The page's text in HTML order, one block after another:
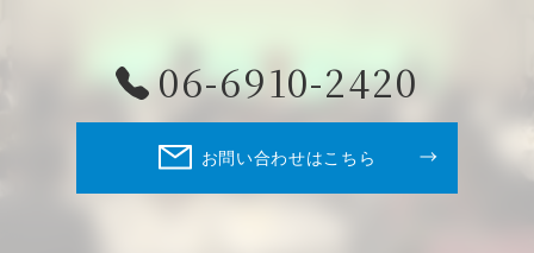
06-6910-2420
お問い合わせはこちら